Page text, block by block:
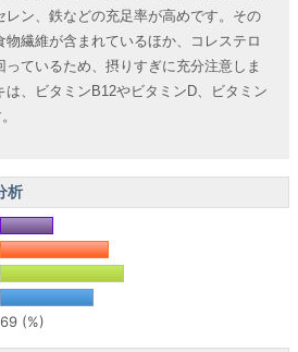
レン、鉄などの充足率が高めです。その
繊維が含まれているほか、コレステロ
ているため、摂りすぎに充分注意しま
は、ビタミンB12やビタミンD、ビタミン
析
69 (%)